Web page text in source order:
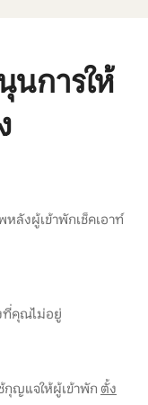
นการให้
ลังผู้เข้าพักเช็คเอาท์
ที่คุณไม่อยู่
กุญแจให้ผู้เข้าพัก ตั้ง